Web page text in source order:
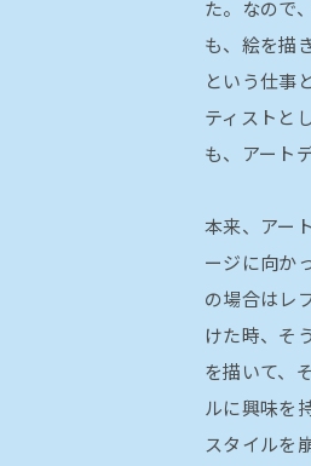
た。なので
も、絵を描
という仕事
ティストと
も、アート
本来、アー
ージに向か
の場合はレ
けた時、そ
を描いて、
ルに興味を
スタイルを